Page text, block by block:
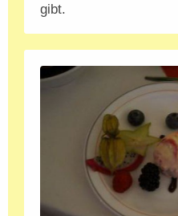
gibt.